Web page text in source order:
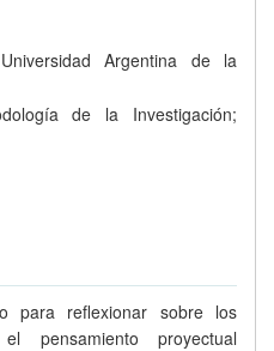
Argentina de la
de la Investigación;
para reflexionar sobre los
pensamiento proyectual